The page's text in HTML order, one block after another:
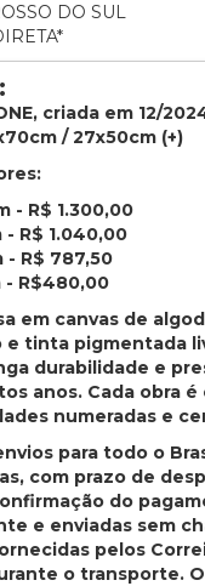
DO SUL
criada em 12/
/ 27x50cm (+)
- R$ 1.300,00
- R$ 1.040,00
- R$ 787,50
- R$480,00
em canvas de
e tinta pigmentada
durabilidade e
anos. Cada obra
numeradas e
para todo o
com prazo de
do
e enviadas sem
pelos
o transporte.